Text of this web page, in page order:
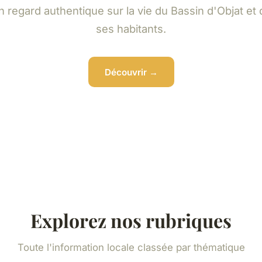
regard authentique sur la vie du Bassin d'Objat et
ses habitants.
Découvrir →
Explorez nos rubriques
Toute l'information locale classée par thématique